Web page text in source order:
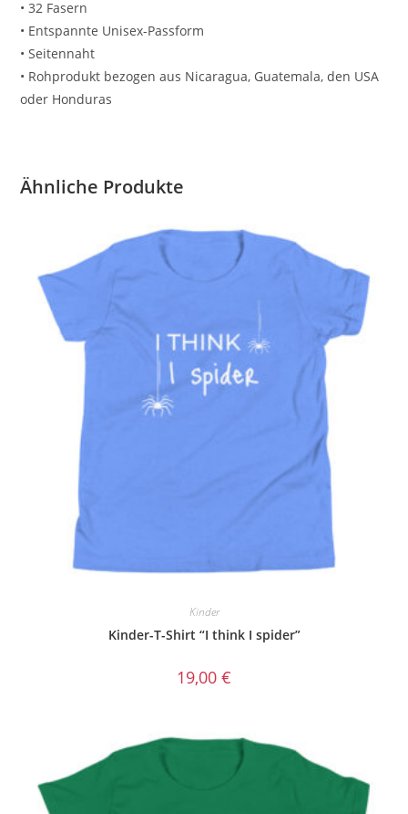
• 32 Fasern
• Entspannte Unisex-Passform
• Seitennaht
• Rohprodukt bezogen aus Nicaragua, Guatemala, den USA
oder Honduras
Ähnliche Produkte
Kinder
Kinder-T-Shirt “I think I spider”
19,00 €